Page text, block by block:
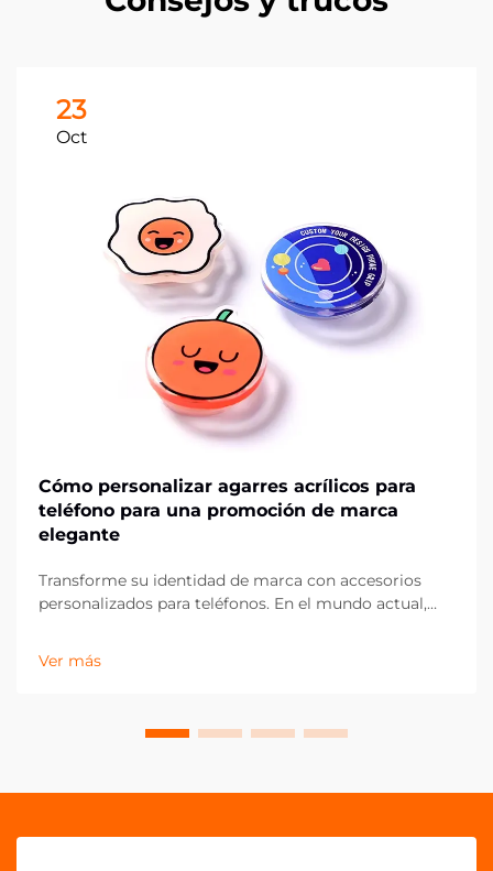
23
Oct
Cómo personalizar agarres acrílicos para
teléfono para una promoción de marca
elegante
Transforme su identidad de marca con accesorios
personalizados para teléfonos. En el mundo actual,
han convertido en potentes herramientas de
marketing que van más allá de la simple
Ver más